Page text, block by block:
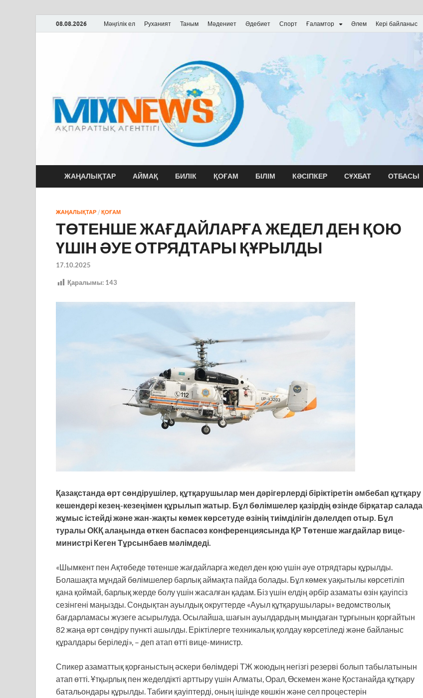
08.08.2026 Мәңгілік ел Руханият Таным Мәдениет Әдебиет Спорт Ғаламтор Әлем Кері байланыс
MixNews
ЖАҢАЛЫҚТАР АЙМАҚ БИЛІК ҚОҒАМ БІЛІМ КӘСІПКЕР СҰХБАТ ОТБАСЫ
ЖАҢАЛЫҚТАР / ҚОҒАМ
ТӨТЕНШЕ ЖАҒДАЙЛАРҒА ЖЕДЕЛ ДЕН ҚОЮ
ҮШІН ӘУЕ ОТРЯДТАРЫ ҚҰРЫЛДЫ
17.10.2025
Қаралымы: 143
Қазақстанда өрт сөндірушілер, құтқарушылар мен дәрігерлерді біріктіретін әмбебап құтқару
кешендері кезең-кезеңімен құрылып жатыр. Бұл бөлімшелер қазірдің өзінде бірқатар салада
жұмыс істейді және жан-жақты көмек көрсетуде өзінің тиімділігін дәлелдеп отыр. Бұл
туралы ОКҚ алаңында өткен баспасөз конференциясында ҚР Төтенше жағдайлар вице-
министрі Кеген Тұрсынбаев мәлімдеді.
«Шымкент пен Ақтөбеде төтенше жағдайларға жедел ден қою үшін әуе отрядтары құрылды.
Болашақта мұндай бөлімшелер барлық аймақта пайда болады. Бұл көмек уақытылы көрсетіліп
қана қоймай, барлық жерде болу үшін жасалған қадам. Біз үшін елдің әрбір азаматы өзін қауіпсіз
сезінгені маңызды. Сондықтан ауылдық округтерде «Ауыл құтқарушылары» ведомстволық
бағдарламасы жүзеге асырылуда. Осылайша, шағын ауылдардың мыңдаған тұрғынын қорғайтын
82 жаңа өрт сөндіру пункті ашылды. Еріктілерге техникалық қолдау көрсетіледі және байланыс
құралдары беріледі», – деп атап өтті вице-министр.
Спикер азаматтық қорғаныстың әскери бөлімдері ТЖ жоюдың негізгі резерві болып табылатынын
атап өтті. Ұтқырлық пен жеделдікті арттыру үшін Алматы, Орал, Өскемен және Қостанайда құтқару
батальондары құрылды. Табиғи қауіптерді, оның ішінде көшкін және сел процестерін